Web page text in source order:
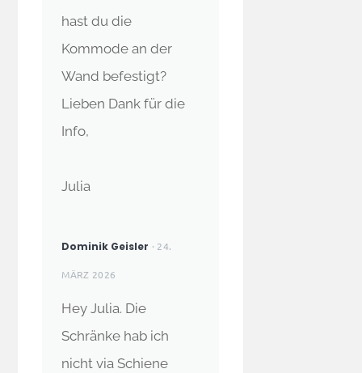
hast du die
Kommode an der
Wand befestigt?
Lieben Dank für die
Info,
Julia
Dominik Geisler · 24.
MÄRZ 2026
Hey Julia. Die
Schränke hab ich
nicht via Schiene